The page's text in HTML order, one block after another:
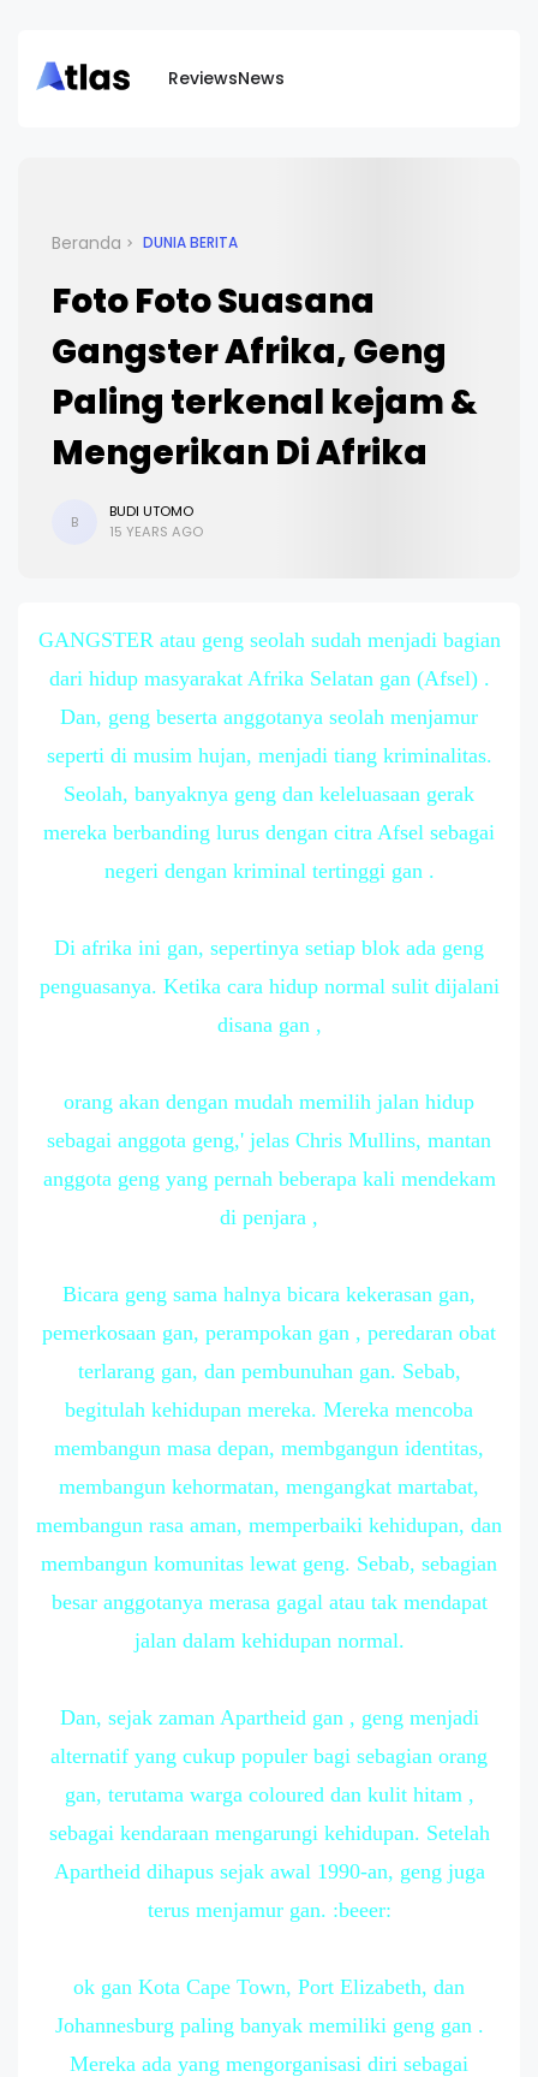
ReviewsNews
Beranda DUNIA BERITA
Foto Foto Suasana
Gangster Afrika, Geng
Paling terkenal kejam &
Mengerikan Di Afrika
B
BUDI UTOMO
15 YEARS AGO
GANGSTER atau geng seolah sudah menjadi bagian
dari hidup masyarakat Afrika Selatan gan (Afsel) .
Dan, geng beserta anggotanya seolah menjamur
seperti di musim hujan, menjadi tiang kriminalitas.
Seolah, banyaknya geng dan keleluasaan gerak
mereka berbanding lurus dengan citra Afsel sebagai
negeri dengan kriminal tertinggi gan .
Di afrika ini gan, sepertinya setiap blok ada geng
penguasanya. Ketika cara hidup normal sulit dijalani
disana gan ,
orang akan dengan mudah memilih jalan hidup
sebagai anggota geng,' jelas Chris Mullins, mantan
anggota geng yang pernah beberapa kali mendekam
di penjara ,
Bicara geng sama halnya bicara kekerasan gan,
pemerkosaan gan, perampokan gan , peredaran obat
terlarang gan, dan pembunuhan gan. Sebab,
begitulah kehidupan mereka. Mereka mencoba
membangun masa depan, membgangun identitas,
membangun kehormatan, mengangkat martabat,
membangun rasa aman, memperbaiki kehidupan, dan
membangun komunitas lewat geng. Sebab, sebagian
besar anggotanya merasa gagal atau tak mendapat
jalan dalam kehidupan normal.
Dan, sejak zaman Apartheid gan , geng menjadi
alternatif yang cukup populer bagi sebagian orang
gan, terutama warga coloured dan kulit hitam ,
sebagai kendaraan mengarungi kehidupan. Setelah
Apartheid dihapus sejak awal 1990-an, geng juga
terus menjamur gan. :beeer:
ok gan Kota Cape Town, Port Elizabeth, dan
Johannesburg paling banyak memiliki geng gan .
Mereka ada yang mengorganisasi diri sebagai